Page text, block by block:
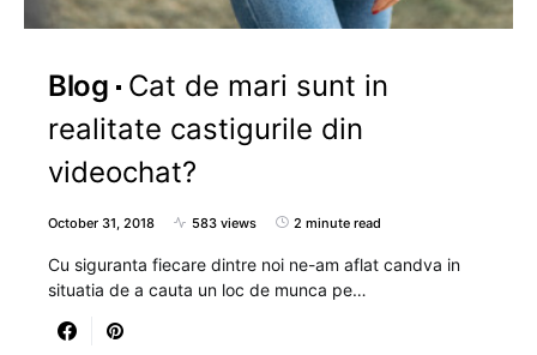
Blog
Cat de mari sunt in
realitate castigurile din
videochat?
October 31, 2018 583 views 2 minute read
Cu siguranta fiecare dintre noi ne-am aflat candva in
situatia de a cauta un loc de munca pe…